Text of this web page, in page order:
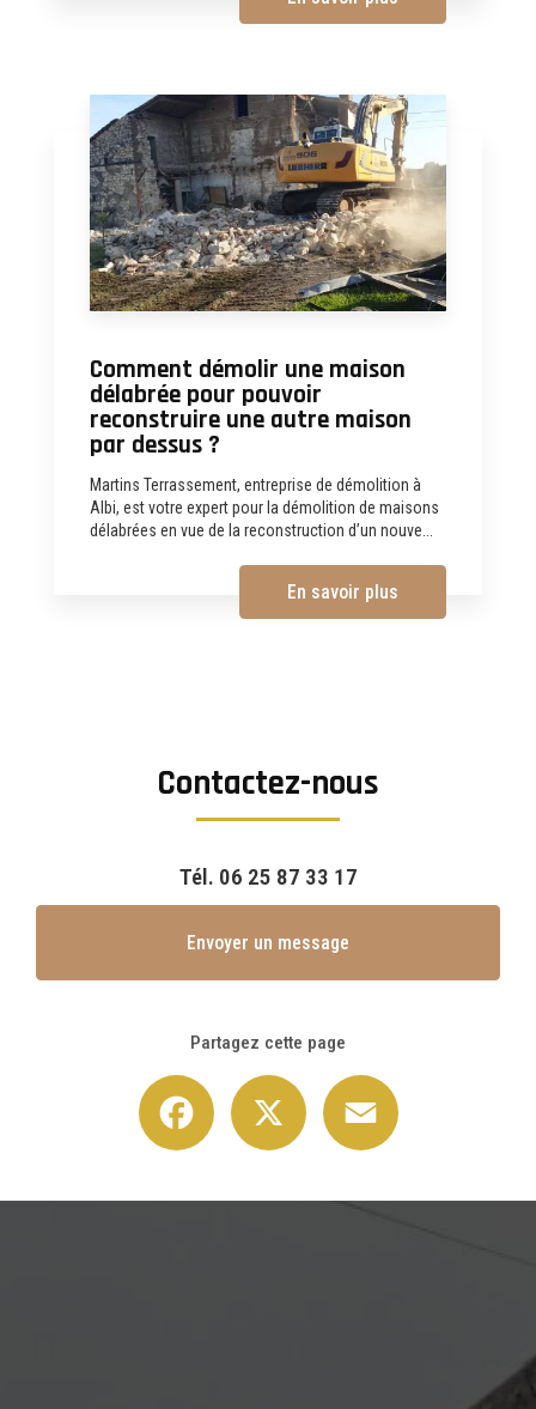
Comment démolir une maison
délabrée pour pouvoir
reconstruire une autre maison
par dessus ?
Martins Terrassement, entreprise de démolition à
Albi, est votre expert pour la démolition de maisons
délabrées en vue de la reconstruction d’un nouve...
En savoir plus
Contactez-nous
Tél. 06 25 87 33 17
Envoyer un message
Partagez cette page
Facebook